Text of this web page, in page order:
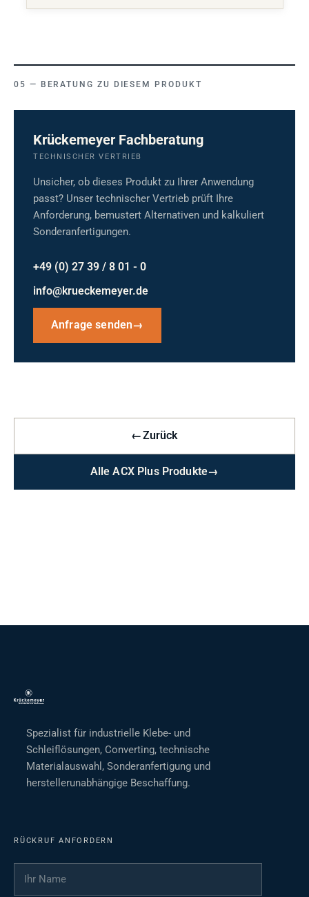
BERATUNG ZU DIESEM PRODUKT
Krückemeyer Fachberatung
TECHNISCHER VERTRIEB
Unsicher, ob dieses Produkt zu Ihrer Anwendung
passt? Unser technischer Vertrieb prüft Ihre
Anforderung, bemustert Alternativen und kalkuliert
Sonderanfertigungen.
+49 (0) 27 39 / 8 01 - 0
info@krueckemeyer.de
Anfrage senden→
←Zurück
Alle ACX Plus Produkte→
Spezialist für industrielle Klebe- und
Schleiflösungen, Converting, technische
Materialauswahl, Sonderanfertigung und
herstellerunabhängige Beschaffung.
RÜCKRUF ANFORDERN
Ihr Name